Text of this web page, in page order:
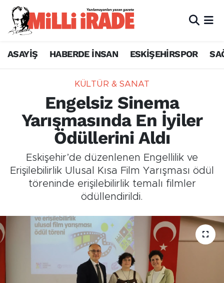
ASAYİŞ HABERDE İNSAN ESKİŞEHİRSPOR
KÜLTÜR & SANAT
Engelsiz Sinema
Yarışmasında En İyiler
Ödüllerini Aldı
Eskişehir’de düzenlenen Engellilik ve
Erişilebilirlik Ulusal Kısa Film Yarışması ödül
töreninde erişilebilirlik temalı filmler
ödüllendirildi.